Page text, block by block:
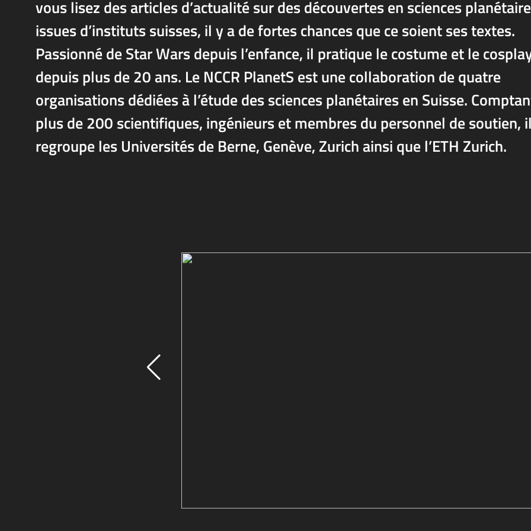
vous lisez des articles d’actualité sur des découvertes en sciences
issues d’instituts suisses, il y a de fortes chances que ce soient ses textes.
Passionné de Star Wars depuis l’enfance, il pratique le costume et le
depuis plus de 20 ans. Le NCCR PlanetS est une collaboration de quatre
organisations dédiées à l’étude des sciences planétaires en Suisse.
plus de 200 scientifiques, ingénieurs et membres du personnel de soutien, il
regroupe les Universités de Berne, Genève, Zurich ainsi que l’ETH Zurich.